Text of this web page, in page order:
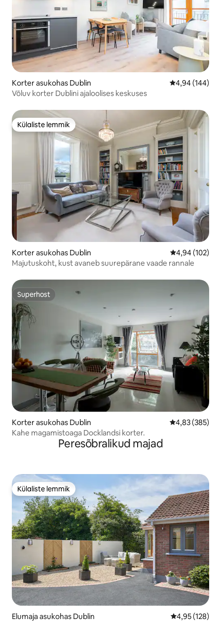
Korter asukohas Dublin Keskmine
4,94 (144)
Võluv korter Dublini ajaloolises keskuses
Külaliste lemmik
Külaliste lemmik
Korter asukohas Dublin Keskmine
4,94 (102)
Majutuskoht, kust avaneb suurepärane vaade rannale
Superhost
Superhost
Korter asukohas Dublin Keskmine
4,83 (385)
Kahe magamistoaga Docklandsi korter.
Peresõbralikud majad
Külaliste lemmik
Külaliste lemmik
Elumaja asukohas Dublin Keskmine
4,95 (128)